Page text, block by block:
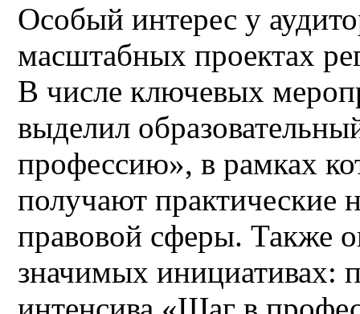
Особый интерес у
масштабных проектах
В числе ключевых
выделил
профессию», в рамках
получают практические
правовой сферы. Также
значимых инициативах: